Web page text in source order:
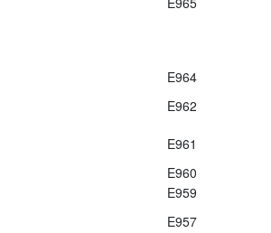
E964
E962
E961
E960
E959
E957